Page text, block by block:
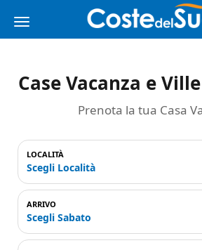
Case Vacanza e
Prenota la tua Casa
LOCALITÀ
Scegli Località
ARRIVO
Scegli Sabato